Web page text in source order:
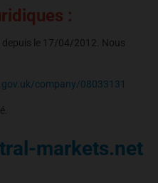
:
le 17/04/2012. Nous
company/08033131
markets.net